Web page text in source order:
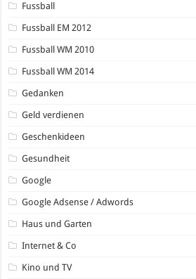
Fussball
Fussball EM 2012
Fussball WM 2010
Fussball WM 2014
Gedanken
Geld verdienen
Geschenkideen
Gesundheit
Google
Google Adsense / Adwords
Haus und Garten
Internet & Co
Kino und TV